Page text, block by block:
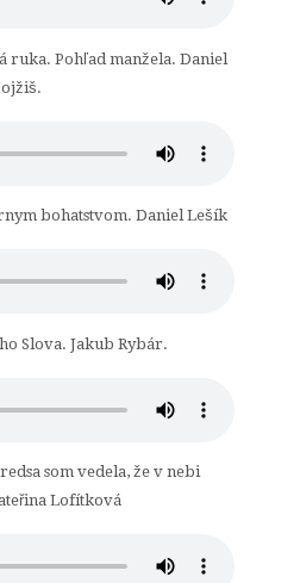
ruka. Pohľad manžela. Daniel
bohatstvom. Daniel Lešík
Slova. Jakub Rybár.
som vedela, že v nebi
Lofítková